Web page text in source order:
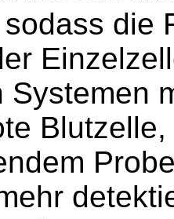
die
Systemen